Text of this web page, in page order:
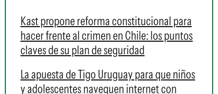
Kast propone reforma constitucional para
hacer frente al crimen en Chile: los puntos
claves de su plan de seguridad
La apuesta de Tigo Uruguay para que niños
y adolescentes naveguen internet con